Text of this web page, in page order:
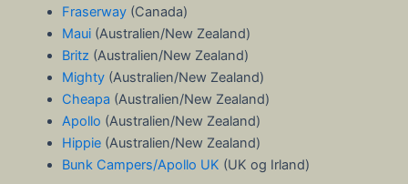
Fraserway (Canada)
Maui (Australien/New Zealand)
Britz (Australien/New Zealand)
Mighty (Australien/New Zealand)
Cheapa (Australien/New Zealand)
Apollo (Australien/New Zealand)
Hippie(Australien/New Zealand)
Bunk Campers/Apollo UK (UK og Irland)